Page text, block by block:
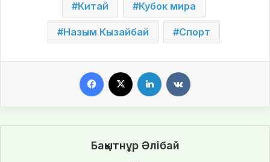
Китай Кубок мира
Назым Кызайбай Спорт
Бақытнұр Әлібай